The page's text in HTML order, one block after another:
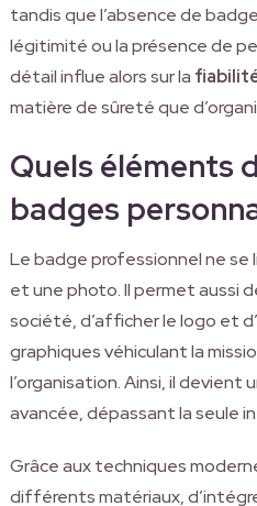
tandis que l’absence de
légitimité ou la présence de
détail influe alors sur la
matière de sûreté que
Quels éléments
badges
Le badge professionnel ne se
et une photo. Il permet aussi
société, d’afficher le logo et
graphiques véhiculant la
l’organisation. Ainsi, il devient
avancée, dépassant la seule
Grâce aux techniques
différents matériaux,